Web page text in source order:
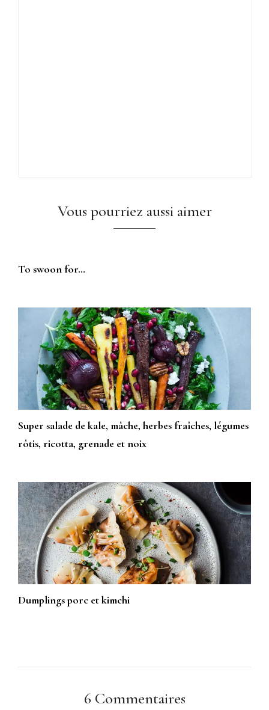
Vous pourriez aussi aimer
To swoon for…
Super salade de kale, mâche, herbes fraîches, légumes
rôtis, ricotta, grenade et noix
Dumplings porc et kimchi
6 Commentaires